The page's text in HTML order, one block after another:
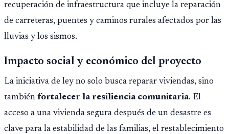
recuperación de infraestructura que incluye la reparación
de carreteras, puentes y caminos rurales afectados por las
lluvias y los sismos.
Impacto social y económico del proyecto
La iniciativa de ley no solo busca reparar viviendas, sino
también fortalecer la resiliencia comunitaria. El
acceso a una vivienda segura después de un desastre es
clave para la estabilidad de las familias, el restablecimiento